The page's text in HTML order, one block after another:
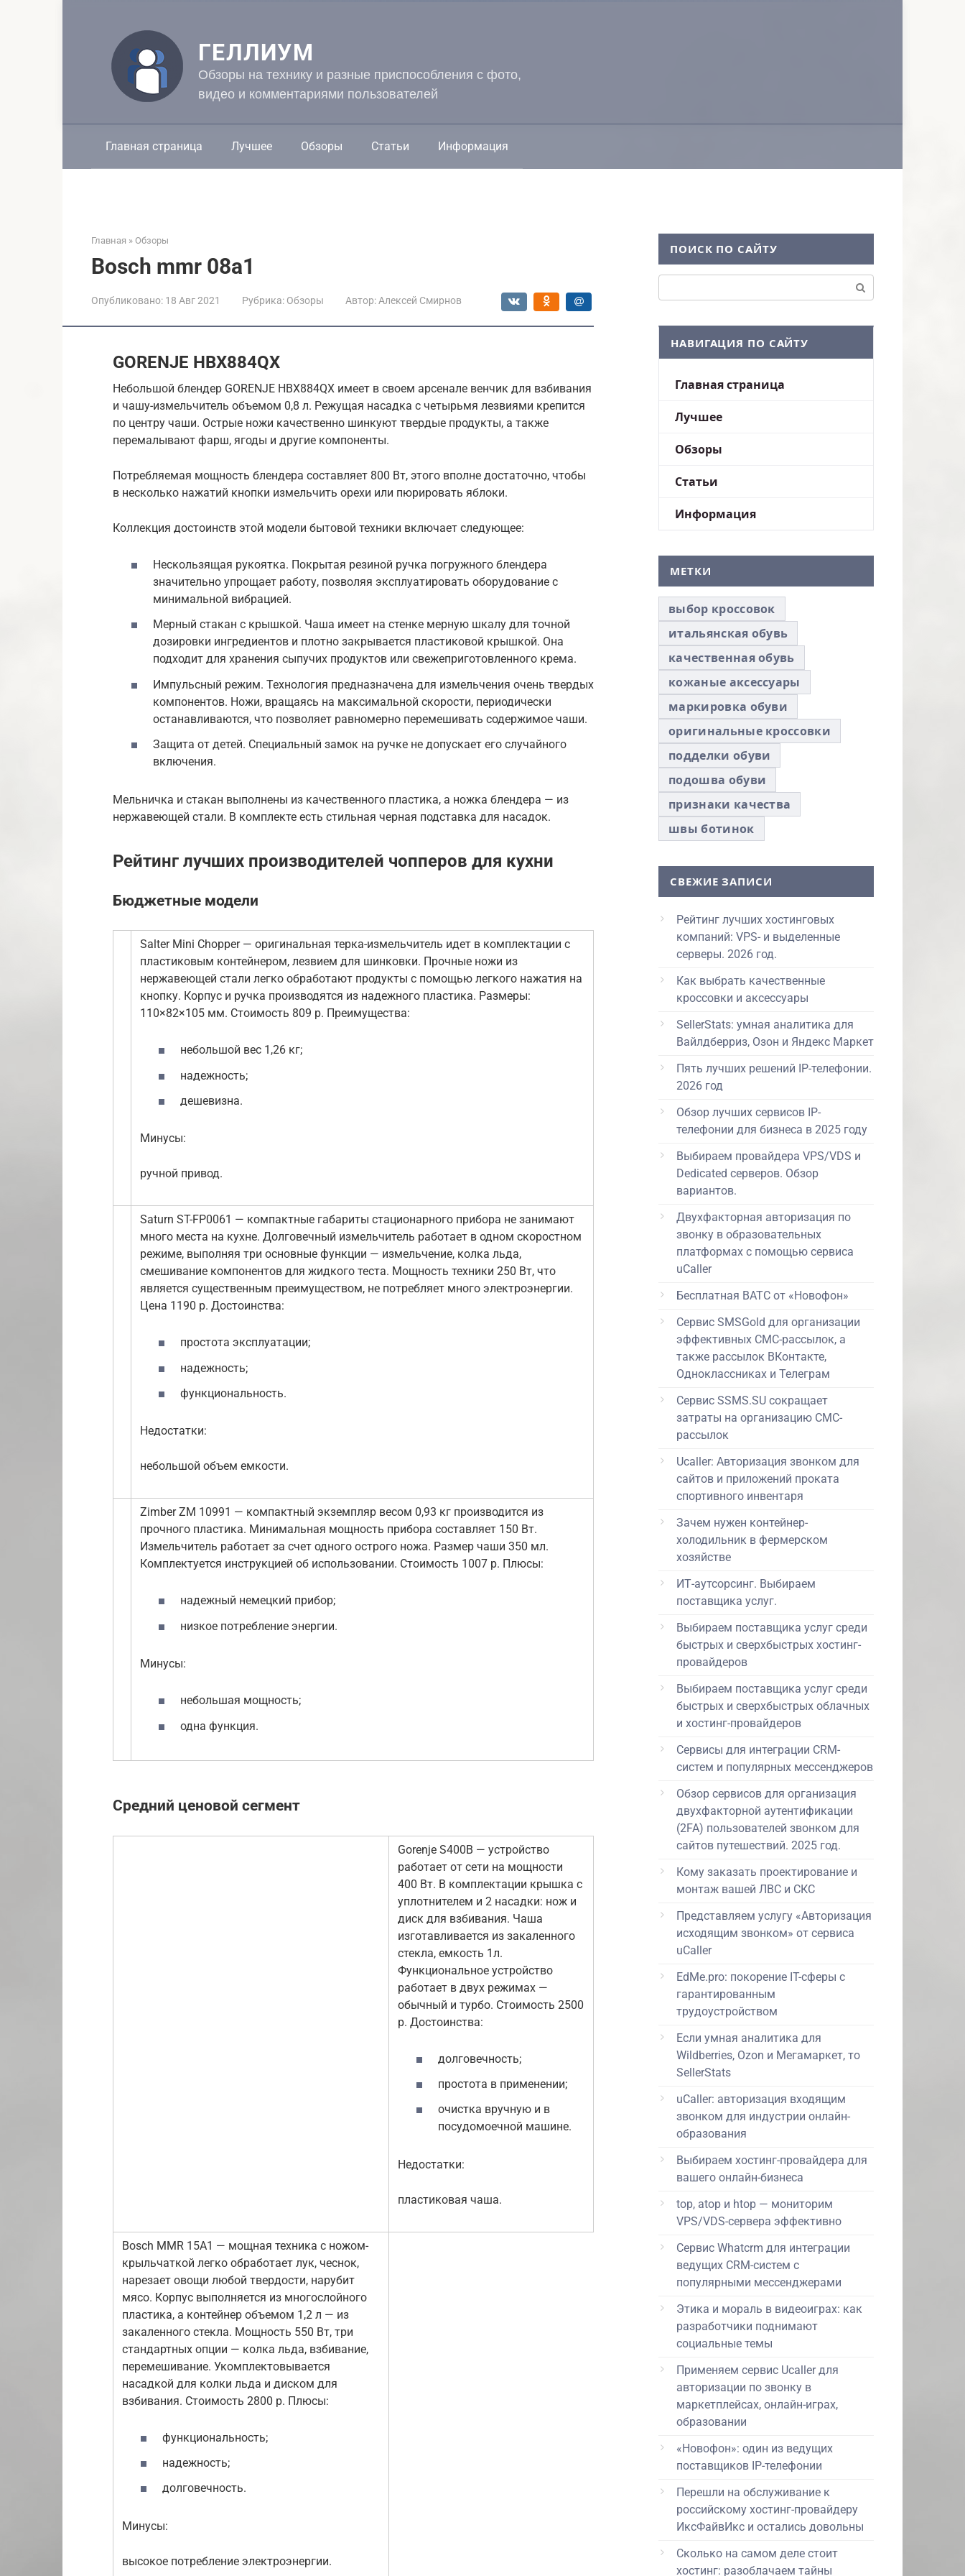
ГЕЛЛИУМ
Обзоры на технику и разные приспособления с фото,
видео и комментариями пользователей
Главная страница Лучшее Обзоры Статьи Информация
Главная » Обзоры
Bosch mmr 08a1
Опубликовано: 18 Авг 2021 Рубрика: Обзоры Автор: Алексей Смирнов
GORENJE HBX884QX
Небольшой блендер GORENJE HBX884QX имеет в своем арсенале венчик для взбивания
и чашу-измельчитель объемом 0,8 л. Режущая насадка с четырьмя лезвиями крепится
по центру чаши. Острые ножи качественно шинкуют твердые продукты, а также
перемалывают фарш, ягоды и другие компоненты.
Потребляемая мощность блендера составляет 800 Вт, этого вполне достаточно, чтобы
в несколько нажатий кнопки измельчить орехи или пюрировать яблоки.
Коллекция достоинств этой модели бытовой техники включает следующее:
Нескользящая рукоятка. Покрытая резиной ручка погружного блендера
значительно упрощает работу, позволяя эксплуатировать оборудование с
минимальной вибрацией.
Мерный стакан с крышкой. Чаша имеет на стенке мерную шкалу для точной
дозировки ингредиентов и плотно закрывается пластиковой крышкой. Она
подходит для хранения сыпучих продуктов или свежеприготовленного крема.
Импульсный режим. Технология предназначена для измельчения очень твердых
компонентов. Ножи, вращаясь на максимальной скорости, периодически
останавливаются, что позволяет равномерно перемешивать содержимое чаши.
Защита от детей. Специальный замок на ручке не допускает его случайного
включения.
Мельничка и стакан выполнены из качественного пластика, а ножка блендера — из
нержавеющей стали. В комплекте есть стильная черная подставка для насадок.
Рейтинг лучших производителей чопперов для кухни
Бюджетные модели
Salter Mini Chopper — оригинальная терка-измельчитель идет в комплектации с
пластиковым контейнером, лезвием для шинковки. Прочные ножи из
нержавеющей стали легко обработают продукты с помощью легкого нажатия на
кнопку. Корпус и ручка производятся из надежного пластика. Размеры:
110×82×105 мм. Стоимость 809 р. Преимущества:
небольшой вес 1,26 кг;
надежность;
дешевизна.
Минусы:
ручной привод.
Saturn ST-FP0061 — компактные габариты стационарного прибора не занимают
много места на кухне. Долговечный измельчитель работает в одном скоростном
режиме, выполняя три основные функции — измельчение, колка льда,
смешивание компонентов для жидкого теста. Мощность техники 250 Вт, что
является существенным преимуществом, не потребляет много электроэнергии.
Цена 1190 р. Достоинства:
простота эксплуатации;
надежность;
функциональность.
Недостатки:
небольшой объем емкости.
Zimber ZM 10991 — компактный экземпляр весом 0,93 кг производится из
прочного пластика. Минимальная мощность прибора составляет 150 Вт.
Измельчитель работает за счет одного острого ножа. Размер чаши 350 мл.
Комплектуется инструкцией об использовании. Стоимость 1007 р. Плюсы:
надежный немецкий прибор;
низкое потребление энергии.
Минусы:
небольшая мощность;
одна функция.
Средний ценовой сегмент
Gorenje S400B — устройство
работает от сети на мощности
400 Вт. В комплектации крышка с
уплотнителем и 2 насадки: нож и
диск для взбивания. Чаша
изготавливается из закаленного
стекла, емкость 1л.
Функциональное устройство
работает в двух режимах —
обычный и турбо. Стоимость 2500
р. Достоинства:
долговечность;
простота в применении;
очистка вручную и в
посудомоечной машине.
Недостатки:
пластиковая чаша.
Bosch MMR 15A1 — мощная техника с ножом-
крыльчаткой легко обработает лук, чеснок,
нарезает овощи любой твердости, нарубит
мясо. Корпус выполняется из многослойного
пластика, а контейнер объемом 1,2 л — из
закаленного стекла. Мощность 550 Вт, три
стандартных опции — колка льда, взбивание,
перемешивание. Укомплектовывается
насадкой для колки льда и диском для
взбивания. Стоимость 2800 р. Плюсы:
функциональность;
надежность;
долговечность.
Минусы:
высокое потребление электроэнергии.
ПОИСК ПО САЙТУ
НАВИГАЦИЯ ПО САЙТУ
Главная страница
Лучшее
Обзоры
Статьи
Информация
МЕТКИ
выбор кроссовок
итальянская обувь
качественная обувь
кожаные аксессуары
маркировка обуви
оригинальные кроссовки
подделки обуви
подошва обуви
признаки качества
швы ботинок
СВЕЖИЕ ЗАПИСИ
Рейтинг лучших хостинговых
компаний: VPS- и выделенные
серверы. 2026 год.
Как выбрать качественные
кроссовки и аксессуары
SellerStats: умная аналитика для
Вайлдберриз, Озон и Яндекс Маркет
Пять лучших решений IP-телефонии.
2026 год
Обзор лучших сервисов IP-
телефонии для бизнеса в 2025 году
Выбираем провайдера VPS/VDS и
Dedicated серверов. Обзор
вариантов.
Двухфакторная авторизация по
звонку в образовательных
платформах с помощью сервиса
uCaller
Бесплатная ВАТС от «Новофон»
Сервис SMSGold для организации
эффективных СМС-рассылок, а
также рассылок ВКонтакте,
Одноклассниках и Телеграм
Сервис SSMS.SU сокращает
затраты на организацию СМС-
рассылок
Ucaller: Авторизация звонком для
сайтов и приложений проката
спортивного инвентаря
Зачем нужен контейнер-
холодильник в фермерском
хозяйстве
ИТ-аутсорсинг. Выбираем
поставщика услуг.
Выбираем поставщика услуг среди
быстрых и сверхбыстрых хостинг-
провайдеров
Выбираем поставщика услуг среди
быстрых и сверхбыстрых облачных
и хостинг-провайдеров
Сервисы для интеграции CRM-
систем и популярных мессенджеров
Обзор сервисов для организация
двухфакторной аутентификации
(2FA) пользователей звонком для
сайтов путешествий. 2025 год.
Кому заказать проектирование и
монтаж вашей ЛВС и СКС
Представляем услугу «Авторизация
исходящим звонком» от сервиса
uCaller
EdMe.pro: покорение IT-сферы с
гарантированным
трудоустройством
Если умная аналитика для
Wildberries, Ozon и Мегамаркет, то
SellerStats
uCaller: авторизация входящим
звонком для индустрии онлайн-
образования
Выбираем хостинг-провайдера для
вашего онлайн-бизнеса
top, atop и htop — мониторим
VPS/VDS-сервера эффективно
Сервис Whatcrm для интеграции
ведущих CRM-систем с
популярными мессенджерами
Этика и мораль в видеоиграх: как
разработчики поднимают
социальные темы
Применяем сервис Ucaller для
авторизации по звонку в
маркетплейсах, онлайн-играх,
образовании
«Новофон»: один из ведущих
поставщиков IP-телефонии
Перешли на обслуживание к
российскому хостинг-провайдеру
ИксФайвИкс и остались довольны
Сколько на самом деле стоит
хостинг: разоблачаем тайны